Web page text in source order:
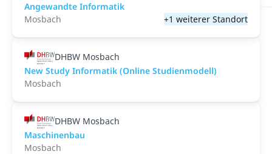
Angewandte Informatik
Mosbach
+1 weiterer Standort
DHBW Mosbach
New Study Informatik (Online Studienmodell)
Mosbach
DHBW Mosbach
Maschinenbau
Mosbach